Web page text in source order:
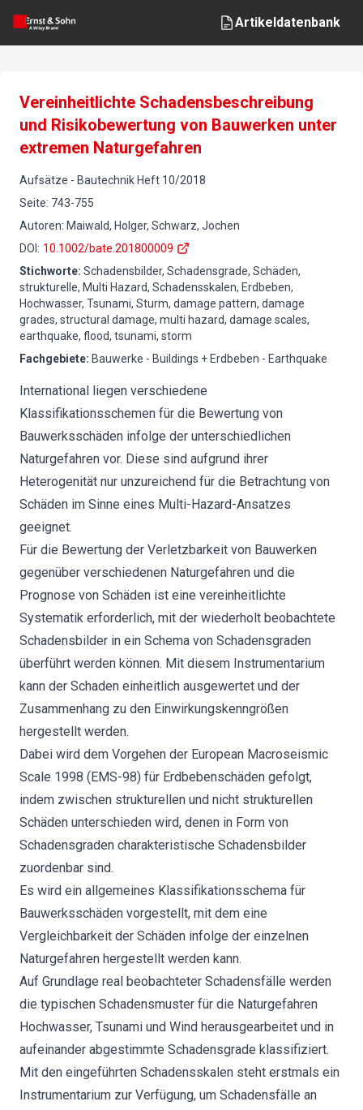
Artikeldatenbank
Vereinheitlichte Schadensbeschreibung
und Risikobewertung von Bauwerken unter
extremen Naturgefahren
Aufsätze - Bautechnik Heft 10/2018
Seite: 743-755
Autoren: Maiwald, Holger, Schwarz, Jochen
DOI : 10.1002/bate.201800009
Stichworte: Schadensbilder, Schadensgrade, Schäden,
strukturelle, Multi Hazard, Schadensskalen, Erdbeben,
Hochwasser, Tsunami, Sturm, damage pattern, damage
grades, structural damage, multi hazard, damage scales,
earthquake, flood, tsunami, storm
Fachgebiete: Bauwerke - Buildings + Erdbeben - Earthquake
International liegen verschiedene
Klassifikationsschemen für die Bewertung von
Bauwerksschäden infolge der unterschiedlichen
Naturgefahren vor. Diese sind aufgrund ihrer
Heterogenität nur unzureichend für die Betrachtung von
Schäden im Sinne eines Multi-Hazard-Ansatzes
geeignet.
Für die Bewertung der Verletzbarkeit von Bauwerken
gegenüber verschiedenen Naturgefahren und die
Prognose von Schäden ist eine vereinheitlichte
Systematik erforderlich, mit der wiederholt beobachtete
Schadensbilder in ein Schema von Schadensgraden
überführt werden können. Mit diesem Instrumentarium
kann der Schaden einheitlich ausgewertet und der
Zusammenhang zu den Einwirkungskenngrößen
hergestellt werden.
Dabei wird dem Vorgehen der European Macroseismic
Scale 1998 (EMS-98) für Erdbebenschäden gefolgt,
indem zwischen strukturellen und nicht strukturellen
Schäden unterschieden wird, denen in Form von
Schadensgraden charakteristische Schadensbilder
zuordenbar sind.
Es wird ein allgemeines Klassifikationsschema für
Bauwerksschäden vorgestellt, mit dem eine
Vergleichbarkeit der Schäden infolge der einzelnen
Naturgefahren hergestellt werden kann.
Auf Grundlage real beobachteter Schadensfälle werden
die typischen Schadensmuster für die Naturgefahren
Hochwasser, Tsunami und Wind herausgearbeitet und in
aufeinander abgestimmte Schadensgrade klassifiziert.
Mit den eingeführten Schadensskalen steht erstmals ein
Instrumentarium zur Verfügung, um Schadensfälle an